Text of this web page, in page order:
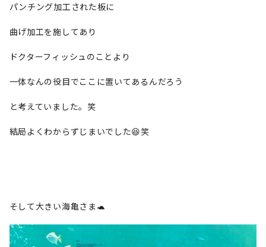
パンチング加工された板に
曲げ加工を施してあり
ドクターフィッシュのことより
一体なんの役目でここに置いてあるんだろう
と考えていました。笑
結局よくわからずじまいでした😆笑
そして大きい海亀さま🐢